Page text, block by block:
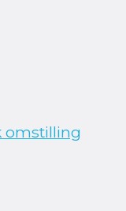
omstilling